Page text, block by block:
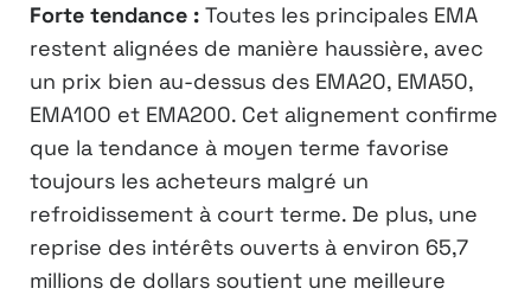
Forte tendance : Toutes les principales EMA
restent alignées de manière haussière, avec
un prix bien au-dessus des EMA20, EMA50,
EMA100 et EMA200. Cet alignement confirme
que la tendance à moyen terme favorise
toujours les acheteurs malgré un
refroidissement à court terme. De plus, une
reprise des intérêts ouverts à environ 65,7
millions de dollars soutient une meilleure